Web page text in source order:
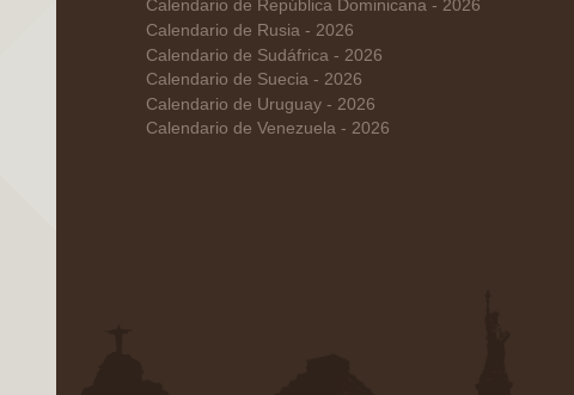
Calendario de República Dominicana - 2026
Calendario de Rusia - 2026
Calendario de Sudáfrica - 2026
Calendario de Suecia - 2026
Calendario de Uruguay - 2026
Calendario de Venezuela - 2026